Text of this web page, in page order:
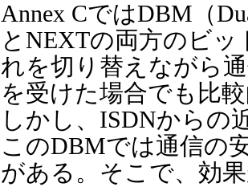
Annex CではDBM（
とNEXTの両方のビ
れを切り替えながら
を受けた場合でも比
しかし、ISDNからの
このDBMでは通信の
がある。そこで、効